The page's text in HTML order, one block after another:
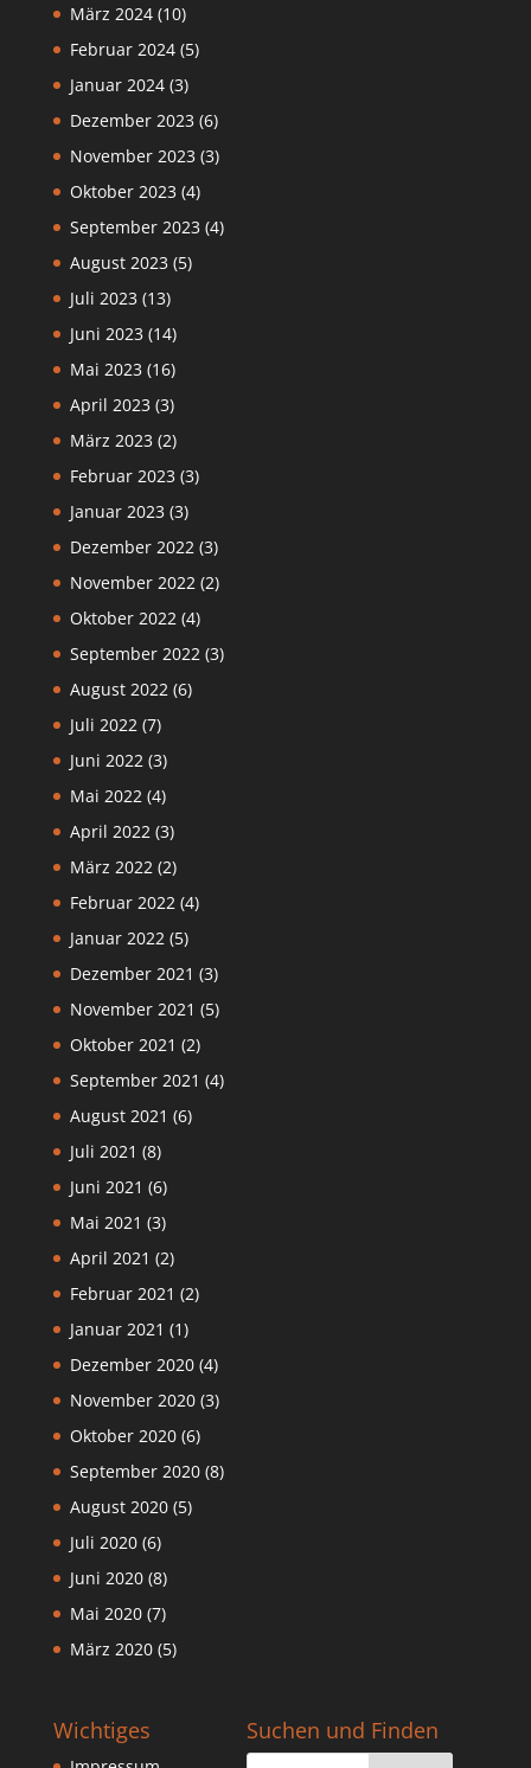
März 2024(10)
Februar 2024(5)
Januar 2024(3)
Dezember 2023 (6)
November 2023 (3)
Oktober 2023 (4)
September 2023 (4)
August 2023 (5)
Juli 2023 (13)
Juni 2023 (14)
Mai 2023 (16)
April 2023 (3)
März 2023 (2)
Februar 2023 (3)
Januar 2023 (3)
Dezember 2022 (3)
November 2022 (2)
Oktober 2022 (4)
September 2022 (3)
August 2022 (6)
Juli 2022 (7)
Juni 2022 (3)
Mai 2022 (4)
April 2022 (3)
März 2022 (2)
Februar 2022 (4)
Januar 2022 (5)
Dezember 2021 (3)
November 2021 (5)
Oktober 2021 (2)
September 2021 (4)
August 2021 (6)
Juli 2021 (8)
Juni 2021 (6)
Mai 2021 (3)
April 2021 (2)
Februar 2021 (2)
Januar 2021 (1)
Dezember 2020(4)
November 2020(3)
Oktober 2020(6)
September 2020(8)
August 2020(5)
Juli 2020(6)
Juni 2020(8)
Mai 2020(7)
März 2020(5)
Wichtiges Suchen und Finden